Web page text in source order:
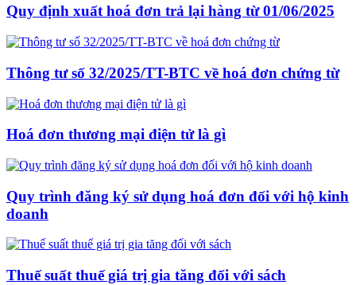
Quy định xuất hoá đơn trả lại hàng từ 01/06/2025
Thông tư số 32/2025/TT-BTC về hoá đơn chứng từ
Hoá đơn thương mại điện tử là gì
Quy trình đăng ký sử dụng hoá đơn đối với hộ kinh
doanh
Thuế suất thuế giá trị gia tăng đối với sách